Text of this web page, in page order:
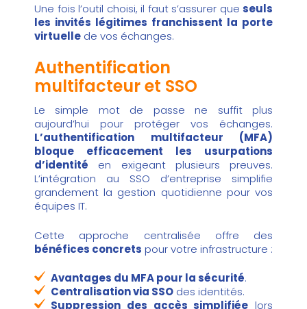
Une fois l’outil choisi, il faut s’assurer que seuls
les invités légitimes franchissent la porte
virtuelle de vos échanges.
Authentification
multifacteur et SSO
Le simple mot de passe ne suffit plus
aujourd’hui pour protéger vos échanges.
L’authentification multifacteur (MFA)
bloque efficacement les usurpations
d’identité en exigeant plusieurs preuves.
L’intégration au SSO d’entreprise simplifie
grandement la gestion quotidienne pour vos
équipes IT.
Cette approche centralisée offre des
bénéfices concrets pour votre infrastructure :
Avantages du MFA pour la sécurité.
Centralisation via SSO des identités.
Suppression des accès simplifiée lors